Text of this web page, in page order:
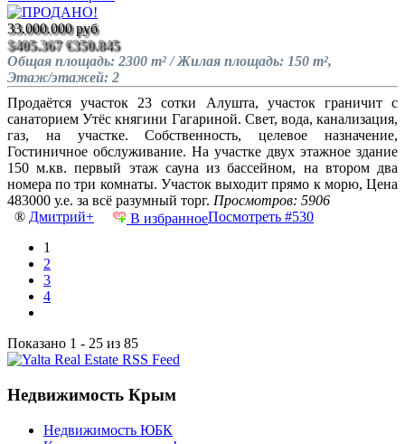
33.000.000 руб
$405.367 €350.845
Общая площадь: 2300 m² / Жилая площадь: 150 m²,
Этаж/этажей: 2
Продаётся участок 23 сотки Алушта, участок граничит с
санаторием Утёс княгини Гагариной. Свет, вода, канализация,
газ, на участке. Собственность, целевое назначение,
Гостиничное обслуживание. На участке двух этажное здание
150 м.кв. первый этаж сауна из бассейном, на втором два
номера по три комнаты. Участок выходит прямо к морю, Цена
483000 у.е. за всё разумный торг. Просмотров: 5906
® Дмитрий+ В избранноеПосмотреть #530
1
2
3
4
Показано 1 - 25 из 85
Недвижимость Крым
Недвижимость ЮБК